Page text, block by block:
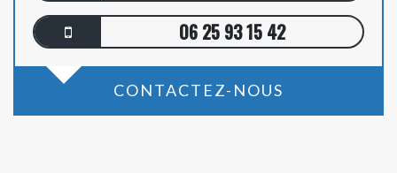
06 25 93 15 42
CONTACTEZ-NOUS